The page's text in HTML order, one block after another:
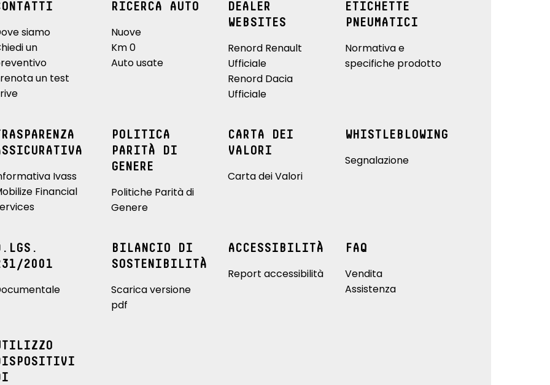
indicatore cambio
sistema di frenata d'emergenza
sistema monitoraggio pressione
pneumatici indiretto
in altezza e
siamo
un
un test
RICERCA AUTO
Nuove
Km 0
Auto usate
DEALER
WEBSITES
Renord Renault
Ufficiale
Renord Dacia
Ufficiale
ETICHETTE
PNEUMATICI
Normativa e
specifiche prodotto
Ivass
Financial
POLITICA
PARITÀ DI
GENERE
Politiche Parità di
Genere
CARTA DEI
VALORI
Carta dei Valori
WHISTLEBLOWING
Segnalazione
2001
BILANCIO DI
SOSTENIBILITÀ
Scarica versione
pdf
ACCESSIBILITÀ
Report accessibilità
FAQ
Vendita
Assistenza